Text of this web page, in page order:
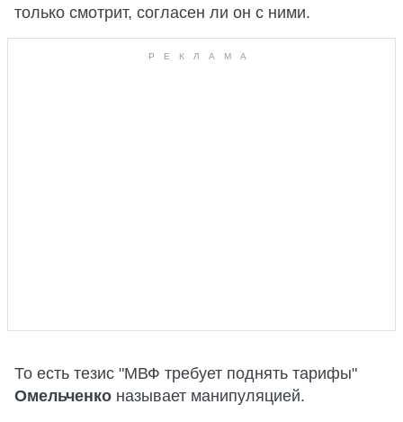
только смотрит, согласен ли он с ними.
То есть тезис "МВФ требует поднять тарифы"
Омельченко называет манипуляцией.